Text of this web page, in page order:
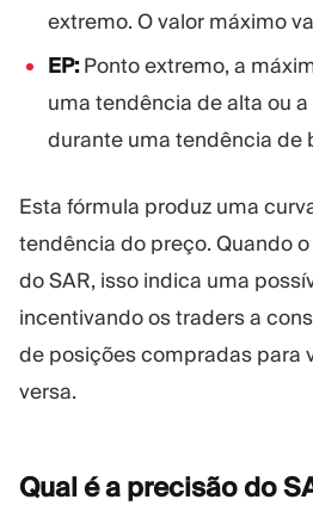
extremo. O valor máximo
EP:Ponto extremo, a
uma tendência de alta ou
durante uma tendência de
Esta fórmula produz uma
tendência do preço. Quando
do SAR, isso indica uma
incentivando os traders a
de posições compradas para
versa.
Qual é a precisão do